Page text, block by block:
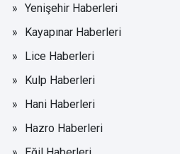
Yenişehir Haberleri
Kayapınar Haberleri
Lice Haberleri
Kulp Haberleri
Hani Haberleri
Hazro Haberleri